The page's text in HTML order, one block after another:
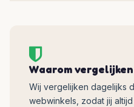
Waarom
Wij vergelijken dagelijks
webwinkels, zodat jij